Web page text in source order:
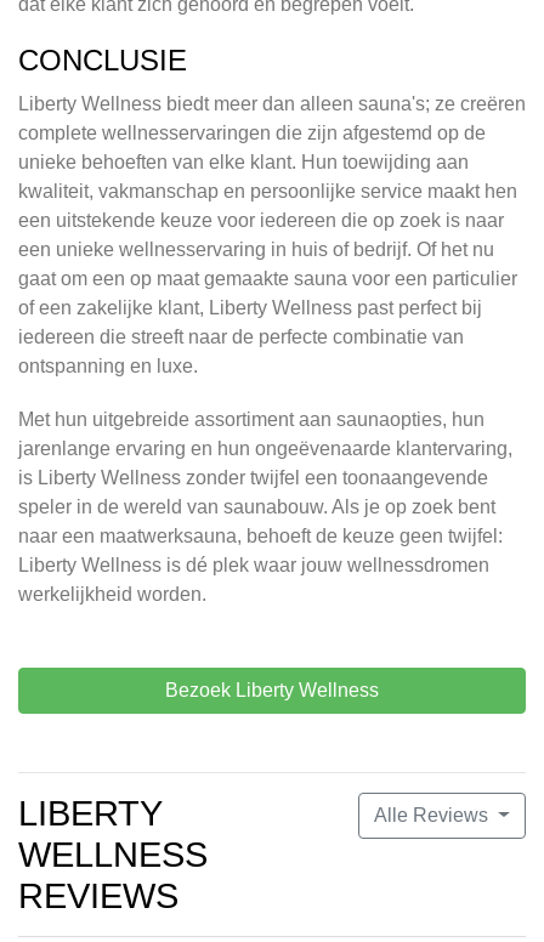
dat elke klant zich gehoord en begrepen voelt.
CONCLUSIE
Liberty Wellness biedt meer dan alleen sauna's; ze creëren
complete wellnesservaringen die zijn afgestemd op de
unieke behoeften van elke klant. Hun toewijding aan
kwaliteit, vakmanschap en persoonlijke service maakt hen
een uitstekende keuze voor iedereen die op zoek is naar
een unieke wellnesservaring in huis of bedrijf. Of het nu
gaat om een op maat gemaakte sauna voor een particulier
of een zakelijke klant, Liberty Wellness past perfect bij
iedereen die streeft naar de perfecte combinatie van
ontspanning en luxe.
Met hun uitgebreide assortiment aan saunaopties, hun
jarenlange ervaring en hun ongeëvenaarde klantervaring,
is Liberty Wellness zonder twijfel een toonaangevende
speler in de wereld van saunabouw. Als je op zoek bent
naar een maatwerksauna, behoeft de keuze geen twijfel:
Liberty Wellness is dé plek waar jouw wellnessdromen
werkelijkheid worden.
Bezoek Liberty Wellness
Alle Reviews
LIBERTY
WELLNESS
REVIEWS